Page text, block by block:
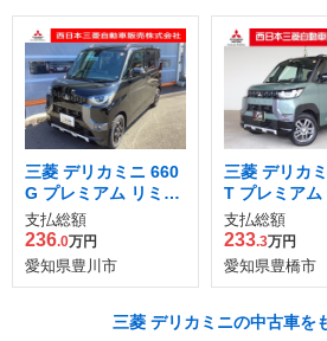
三菱 デリカミニ 660
G プレミアム リミテ
ッド エディション 4
WD
支払総額
236.0万円
愛知県豊川市
三菱 デリカ
T プレミアム
ッド エディシ
WD
支払総額
233.3万円
愛知県豊橋市
三菱 デリカミニの中古車を